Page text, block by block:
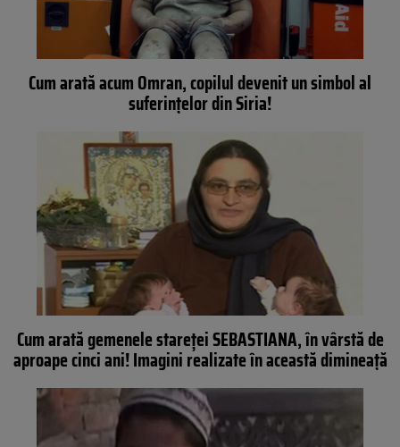
Cum arată acum Omran, copilul devenit un simbol al
suferinţelor din Siria!
Cum arată gemenele stareţei SEBASTIANA, în vârstă de
aproape cinci ani! Imagini realizate în această dimineaţă